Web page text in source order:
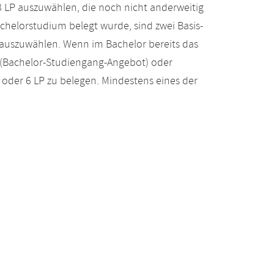
auszuwählen, die noch nicht anderweitig
belegt wurde, sind zwei Basis-
Wenn im Bachelor bereits das
Studiengang-Angebot) oder
6 LP zu belegen. Mindestens eines der